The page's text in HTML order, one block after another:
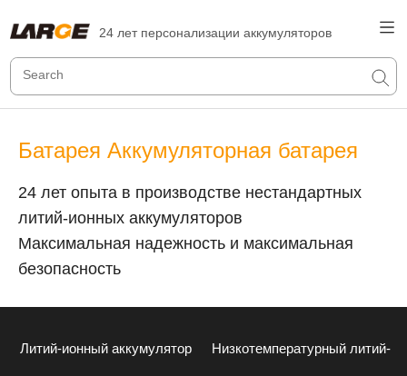
24 лет персонализации аккумуляторов
Батарея Аккумуляторная батарея
24 лет опыта в производстве нестандартных
литий-ионных аккумуляторов
Максимальная надежность и максимальная
безопасность
Литий-ионный аккумулятор Низкотемпературный литий-